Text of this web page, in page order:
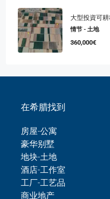
大型投資可
情节 - 土地
360,000€
在希腊找到
房屋-公寓
豪华别墅
地块-土地
酒店-工作室
工厂-工艺品
商业地产